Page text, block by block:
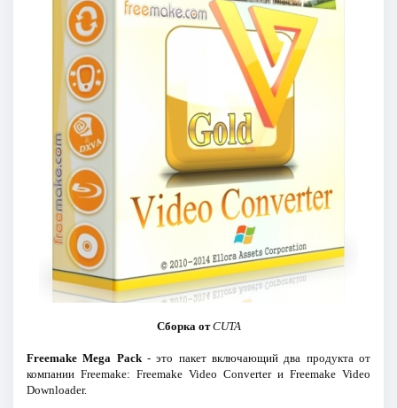
Сборка от CUTA
Freemake Mega Pack- это пакет включающий два продукта от
компании Freemake: Freemake Video Converter и Freemake Video
Downloader.